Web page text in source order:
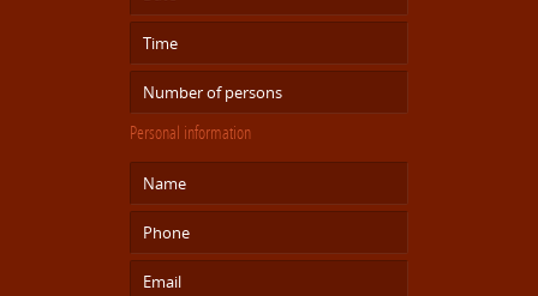
Personal information